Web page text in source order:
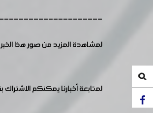
لمشاهدة المزيد من صور هذا
لمتابعة أخبارنا يمكنكم الاشتراك